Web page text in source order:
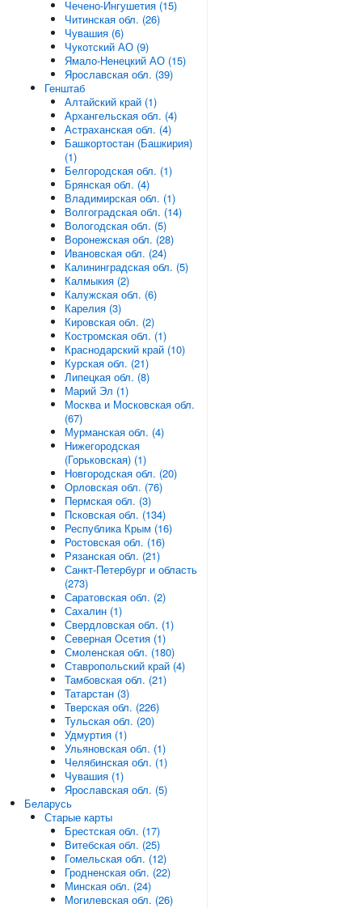
Чечено-Ингушетия (15)
Читинская обл. (26)
Чувашия (6)
Чукотский АО (9)
Ямало-Ненецкий АО (15)
Ярославская обл. (39)
Генштаб
Алтайский край (1)
Архангельская обл. (4)
Астраханская обл. (4)
Башкортостан (Башкирия)
(1)
Белгородская обл. (1)
Брянская обл. (4)
Владимирская обл. (1)
Волгоградская обл. (14)
Вологодская обл. (5)
Воронежская обл. (28)
Ивановская обл. (24)
Калининградская обл. (5)
Калмыкия (2)
Калужская обл. (6)
Карелия (3)
Кировская обл. (2)
Костромская обл. (1)
Краснодарский край (10)
Курская обл. (21)
Липецкая обл. (8)
Марий Эл (1)
Москва и Московская обл.
(67)
Мурманская обл. (4)
Нижегородская
(Горьковская) (1)
Новгородская обл. (20)
Орловская обл. (76)
Пермская обл. (3)
Псковская обл. (134)
Республика Крым (16)
Ростовская обл. (16)
Рязанская обл. (21)
Санкт-Петербург и область
(273)
Саратовская обл. (2)
Сахалин (1)
Свердловская обл. (1)
Северная Осетия (1)
Смоленская обл. (180)
Ставропольский край (4)
Тамбовская обл. (21)
Татарстан (3)
Тверская обл. (226)
Тульская обл. (20)
Удмуртия (1)
Ульяновская обл. (1)
Челябинская обл. (1)
Чувашия (1)
Ярославская обл. (5)
Беларусь
Старые карты
Брестская обл. (17)
Витебская обл. (25)
Гомельская обл. (12)
Гродненская обл. (22)
Минская обл. (24)
Могилевская обл. (26)